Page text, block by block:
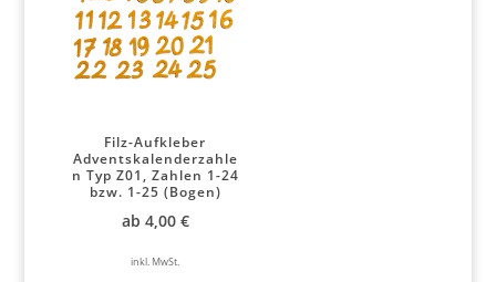
Filz-Aufkleber
Adventskalenderzahle
n Typ Z01, Zahlen 1-24
bzw. 1-25 (Bogen)
ab 4,00 €
inkl. MwSt.